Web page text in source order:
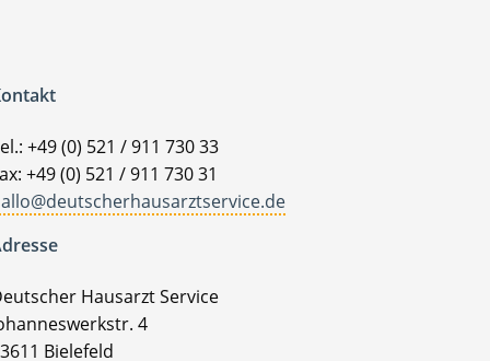
+49 (0) 521 / 911 730 33
+49 (0) 521 / 911 730 31
Hausarzt Service
4
Bielefeld